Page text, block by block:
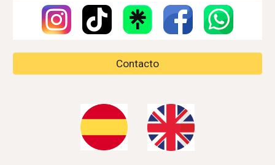
Contacto